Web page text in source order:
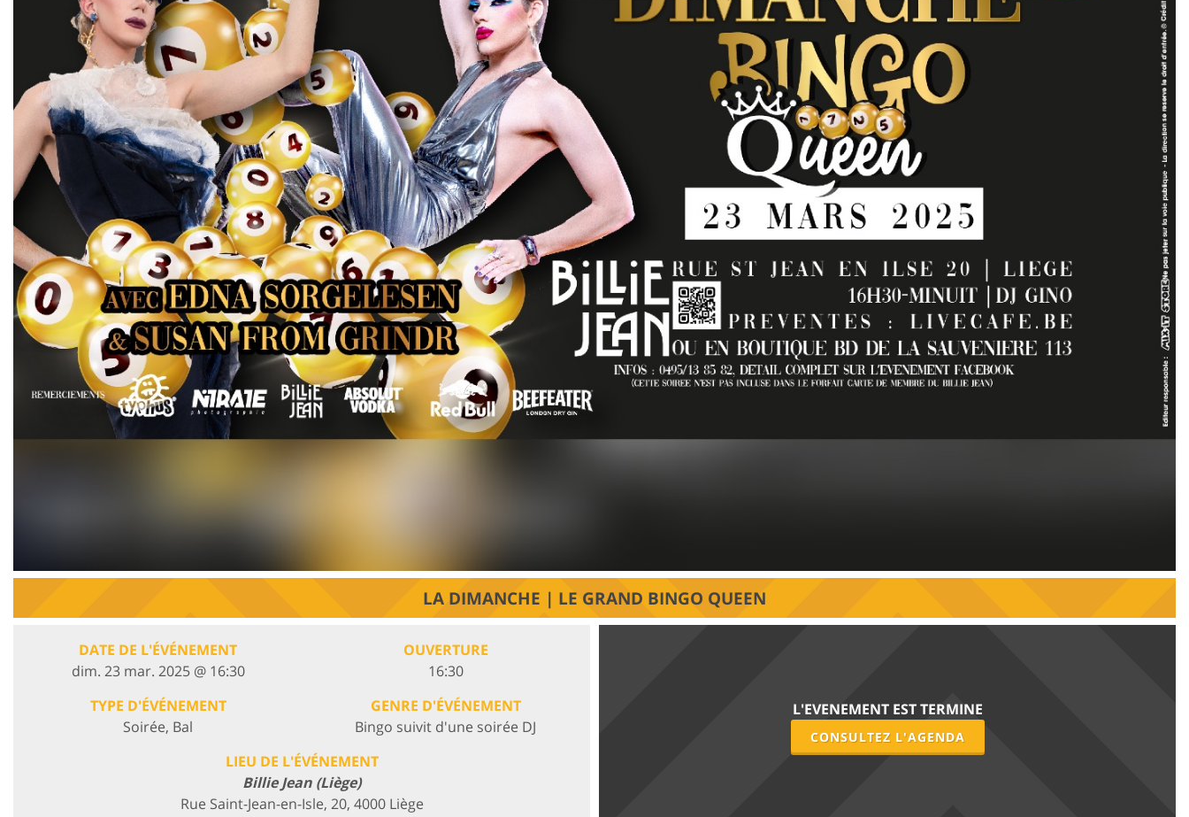
LA DIMANCHE | LE GRAND BINGO QUEEN
DATE DE L'ÉVÉNEMENT
dim. 23 mar. 2025 @ 16:30
OUVERTURE
16:30
TYPE D'ÉVÉNEMENT
Soirée, Bal
GENRE D'ÉVÉNEMENT
Bingo suivit d'une soirée DJ
LIEU DE L'ÉVÉNEMENT
Billie Jean (Liège)
Rue Saint-Jean-en-Isle, 20, 4000 Liège
L'EVENEMENT EST TERMINE
CONSULTEZ L'AGENDA